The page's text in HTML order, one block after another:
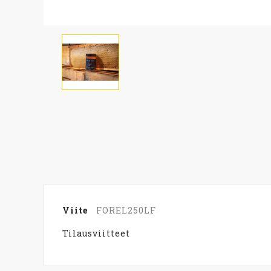
Viite
FOREL250LF
Tilausviitteet